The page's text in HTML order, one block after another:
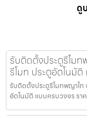
ดู
รับติดตั้งประตูรีโม
รีโมท ประตูอัตโนมั
รับติดตั้งประตูรีโมทพญาไท
อัตโนมัติ แบบครบวงจร รา